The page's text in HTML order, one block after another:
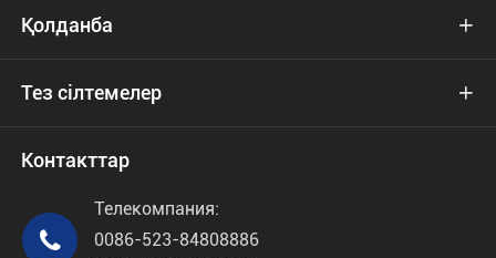
Қолданба 
Тез сілтемелер 
Контакттар

Телекомпания:
0086-523-84808886